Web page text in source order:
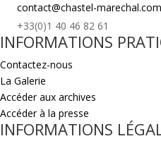
contact@chastel-marechal.com
+33(0)1 40 46 82 61
INFORMATIONS
Contactez-nous
La Galerie
Accéder aux archives
Accéder à la presse
INFORMATIONS